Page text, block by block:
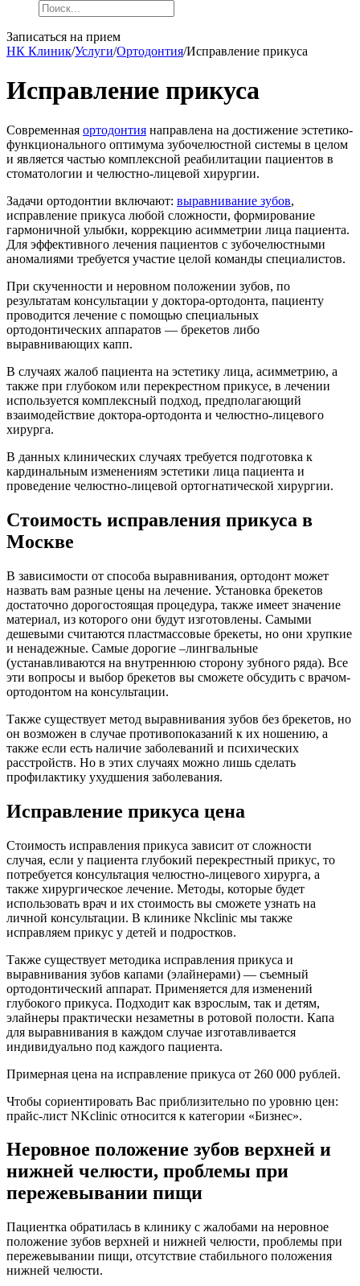
Записаться на прием
НК Клиник/Услуги/Ортодонтия/Исправление прикуса
Исправление прикуса
Современная ортодонтия направлена на достижение эстетико-
функционального оптимума зубочелюстной системы в целом
и является частью комплексной реабилитации пациентов в
стоматологии и челюстно-лицевой хирургии.
Задачи ортодонтии включают: выравнивание зубов,
исправление прикуса любой сложности, формирование
гармоничной улыбки, коррекцию асимметрии лица пациента.
Для эффективного лечения пациентов с зубочелюстными
аномалиями требуется участие целой команды специалистов.
При скученности и неровном положении зубов, по
результатам консультации у доктора-ортодонта, пациенту
проводится лечение с помощью специальных
ортодонтических аппаратов — брекетов либо
выравнивающих капп.
В случаях жалоб пациента на эстетику лица, асимметрию, а
также при глубоком или перекрестном прикусе, в лечении
используется комплексный подход, предполагающий
взаимодействие доктора-ортодонта и челюстно-лицевого
хирурга.
В данных клинических случаях требуется подготовка к
кардинальным изменениям эстетики лица пациента и
проведение челюстно-лицевой ортогнатической хирургии.
Стоимость исправления прикуса в
Москве
В зависимости от способа выравнивания, ортодонт может
назвать вам разные цены на лечение. Установка брекетов
достаточно дорогостоящая процедура, также имеет значение
материал, из которого они будут изготовлены. Самыми
дешевыми считаются пластмассовые брекеты, но они хрупкие
и ненадежные. Самые дорогие –лингвальные
(устанавливаются на внутреннюю сторону зубного ряда). Все
эти вопросы и выбор брекетов вы сможете обсудить с врачом-
ортодонтом на консультации.
Также существует метод выравнивания зубов без брекетов, но
он возможен в случае противопоказаний к их ношению, а
также если есть наличие заболеваний и психических
расстройств. Но в этих случаях можно лишь сделать
профилактику ухудшения заболевания.
Исправление прикуса цена
Стоимость исправления прикуса зависит от сложности
случая, если у пациента глубокий перекрестный прикус, то
потребуется консультация челюстно-лицевого хирурга, а
также хирургическое лечение. Методы, которые будет
использовать врач и их стоимость вы сможете узнать на
личной консультации. В клинике Nkcliniс мы также
исправляем прикус у детей и подростков.
Также существует методика исправления прикуса и
выравнивания зубов капами (элайнерами) — съемный
ортодонтический аппарат. Применяется для изменений
глубокого прикуса. Подходит как взрослым, так и детям,
элайнеры практически незаметны в ротовой полости. Капа
для выравнивания в каждом случае изготавливается
индивидуально под каждого пациента.
Примерная цена на исправление прикуса от 260 000 рублей.
Чтобы сориентировать Вас приблизительно по уровню цен:
прайс-лист NKclinic относится к категории «Бизнес».
Неровное положение зубов верхней и
нижней челюсти, проблемы при
пережевывании пищи
Пациентка обратилась в клинику с жалобами на неровное
положение зубов верхней и нижней челюсти, проблемы при
пережевывании пищи, отсутствие стабильного положения
нижней челюсти.